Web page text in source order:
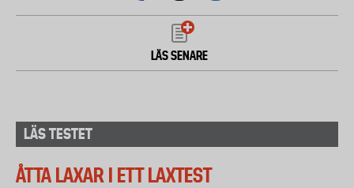
LÄS SENARE
LÄS TESTET
ÅTTA LAXAR I ETT LAXTEST